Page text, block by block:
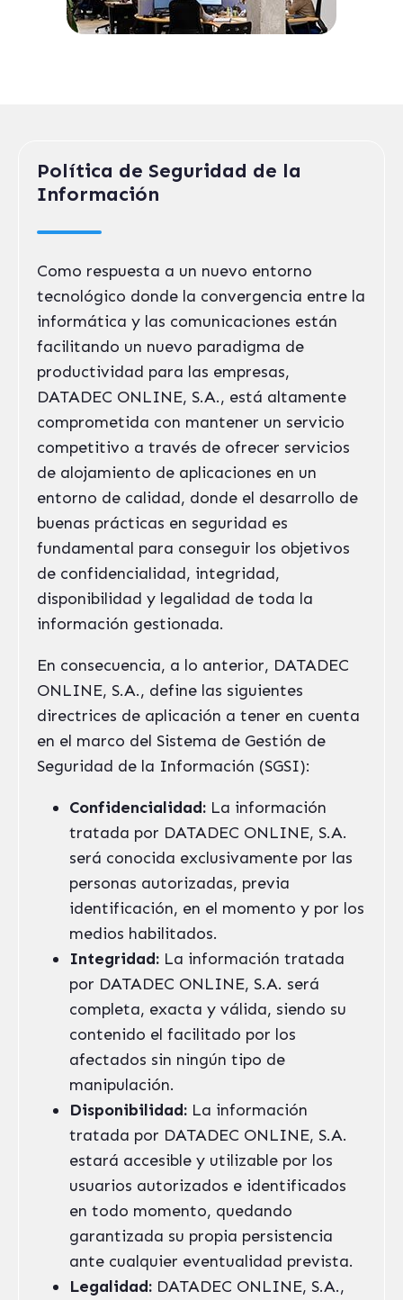
Política de Seguridad de la
Información
Como respuesta a un nuevo entorno
tecnológico donde la convergencia entre la
informática y las comunicaciones están
facilitando un nuevo paradigma de
productividad para las empresas,
DATADEC ONLINE, S.A., está altamente
comprometida con mantener un servicio
competitivo a través de ofrecer servicios
de alojamiento de aplicaciones en un
entorno de calidad, donde el desarrollo de
buenas prácticas en seguridad es
fundamental para conseguir los objetivos
de confidencialidad, integridad,
disponibilidad y legalidad de toda la
información gestionada.
En consecuencia, a lo anterior, DATADEC
ONLINE, S.A., define las siguientes
directrices de aplicación a tener en cuenta
en el marco del Sistema de Gestión de
Seguridad de la Información (SGSI):
Confidencialidad: La información
tratada por DATADEC ONLINE, S.A.
será conocida exclusivamente por las
personas autorizadas, previa
identificación, en el momento y por los
medios habilitados.
Integridad: La información tratada
por DATADEC ONLINE, S.A. será
completa, exacta y válida, siendo su
contenido el facilitado por los
afectados sin ningún tipo de
manipulación.
Disponibilidad: La información
tratada por DATADEC ONLINE, S.A.
estará accesible y utilizable por los
usuarios autorizados e identificados
en todo momento, quedando
garantizada su propia persistencia
ante cualquier eventualidad prevista.
Legalidad: DATADEC ONLINE, S.A.,